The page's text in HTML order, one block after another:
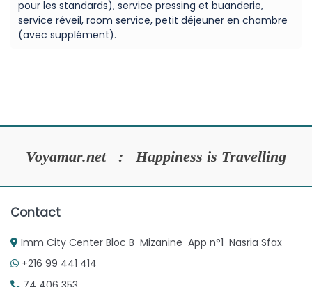
pour les standards), service pressing et buanderie,
service réveil, room service, petit déjeuner en chambre
(avec supplément).
Voyamar.net : Happiness is Travelling
Contact
Imm City Center Bloc B Mizanine App n°1 Nasria Sfax
+216 99 441 414